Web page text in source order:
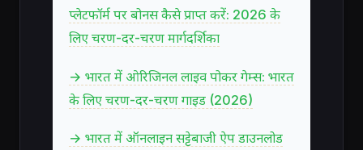
प्लेटफॉर्म पर बोनस कैसे प्राप्त करें: 2026 के
लिए चरण-दर-चरण मार्गदर्शिका
→ भारत में ओरिजिनल लाइव पोकर गेम्स: भारत
के लिए चरण-दर-चरण गाइड (2026)
→ भारत में ऑनलाइन सट्टेबाजी ऐप डाउनलोड